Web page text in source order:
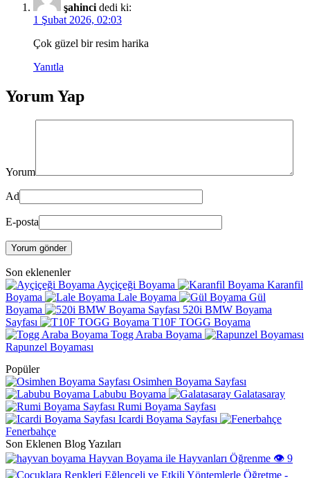
şahinci dedi ki:
1 Şubat 2026, 02:03
Çok güzel bir resim harika
Yanıtla
Yorum Yap
Yorum
Ad
E-posta
Yorum gönder
Son eklenenler
Ayçiçeği Boyama
Karanfil
Boyama
Lale Boyama
Gül
Boyama
520i BMW Boyama
Sayfası
T10F TOGG Boyama
Togg Araba Boyama
Rapunzel Boyaması
Popüler
Osimhen Boyama Sayfası
Labubu Boyama
Galatasaray
Rumi Boyama Sayfası
Icardi Boyama Sayfası
Fenerbahçe
Son Eklenen Blog Yazıları
Hayvan Boyama ile Hayvanları Öğrenme 👁️ 9